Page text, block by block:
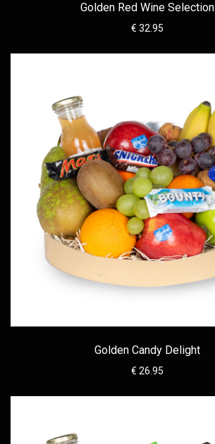
Golden Red Wine Selection
€ 32.95
Golden Candy Delight
€ 26.95